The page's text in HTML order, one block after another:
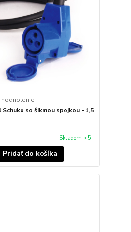
hodnotenie
so šikmou spojkou - 1,5
Skladom > 5
Pridať do košíka